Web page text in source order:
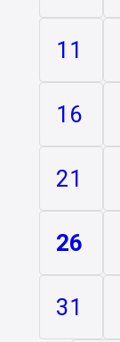
11
16
21
26
31